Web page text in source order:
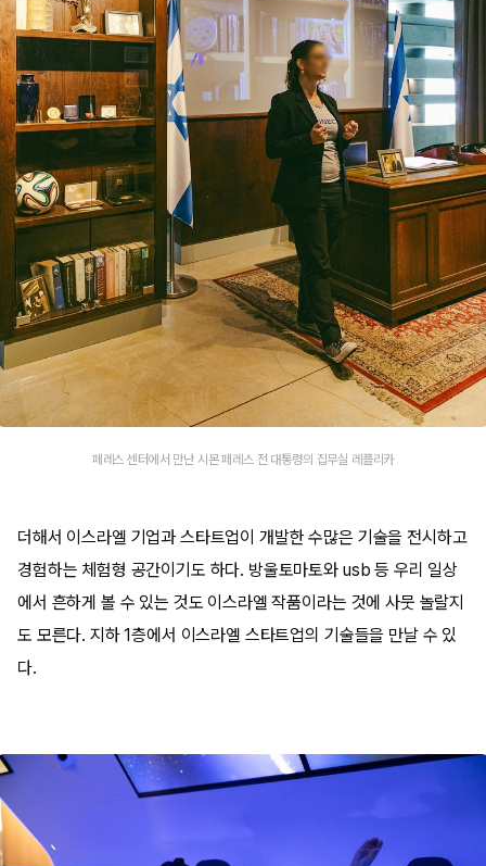
페레스 센터에서 만난 시몬 페레스 전 대통령의 집무실 레플리카
더해서 이스라엘 기업과 스타트업이 개발한 수많은 기술을 전시하고
경험하는 체험형 공간이기도 하다. 방울토마토와 usb 등 우리 일상
에서 흔하게 볼 수 있는 것도 이스라엘 작품이라는 것에 사뭇 놀랄지
도 모른다. 지하 1층에서 이스라엘 스타트업의 기술들을 만날 수 있
다.